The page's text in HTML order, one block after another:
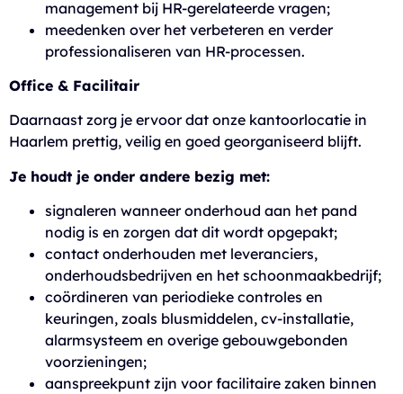
management bij HR-gerelateerde vragen;
meedenken over het verbeteren en verder
professionaliseren van HR-processen.
Office & Facilitair
Daarnaast zorg je ervoor dat onze kantoorlocatie in
Haarlem prettig, veilig en goed georganiseerd blijft.
Je houdt je onder andere bezig met:
signaleren wanneer onderhoud aan het pand
nodig is en zorgen dat dit wordt opgepakt;
contact onderhouden met leveranciers,
onderhoudsbedrijven en het schoonmaakbedrijf;
coördineren van periodieke controles en
keuringen, zoals blusmiddelen, cv-installatie,
alarmsysteem en overige gebouwgebonden
voorzieningen;
aanspreekpunt zijn voor facilitaire zaken binnen